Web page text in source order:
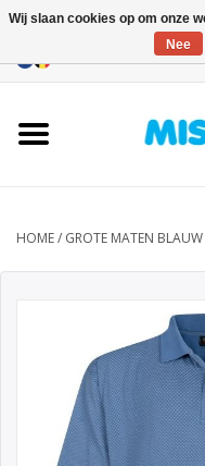
Onze Winkel
HOME/ GROTE MATEN
Wij slaan cookies op om onze
Nee